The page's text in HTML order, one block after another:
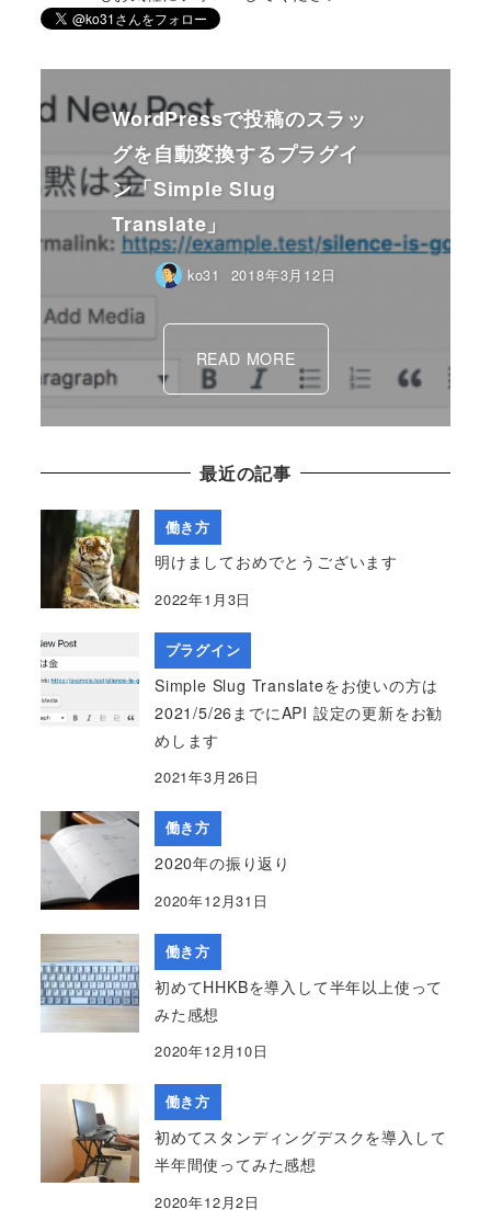
WordPressで投稿のスラッ
グを自動変換するプラグイ
ン「Simple Slug
Translate」
ko31 2018年3月12日
READ MORE
最近の記事
働き方
明けましておめでとうございます
2022年1月3日
プラグイン
Simple Slug Translateをお使いの方は
2021/5/26までにAPI 設定の更新をお勧
めします
2021年3月26日
働き方
2020年の振り返り
2020年12月31日
働き方
初めてHHKBを導入して半年以上使って
みた感想
2020年12月10日
働き方
初めてスタンディングデスクを導入して
半年間使ってみた感想
2020年12月2日